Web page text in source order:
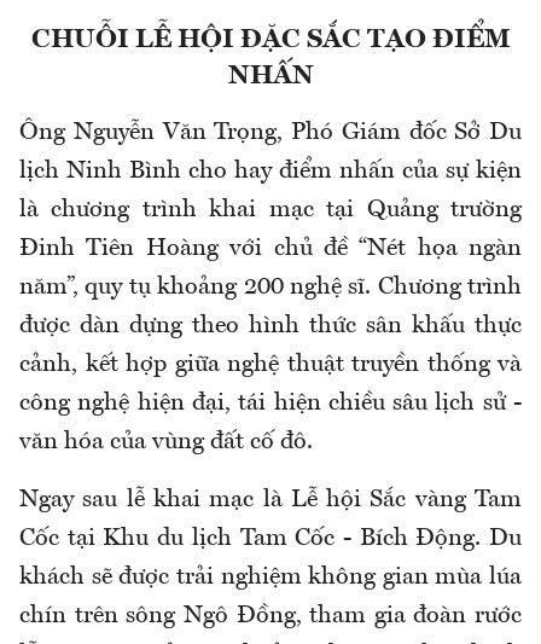
CHUỖI LỄ HỘI ĐẶC SẮC TẠO ĐIỂM
NHẤN
Ông Nguyễn Văn Trọng, Phó Giám đốc Sở Du
lịch Ninh Bình cho hay điểm nhấn của sự kiện
là chương trình khai mạc tại Quảng trường
Đinh Tiên Hoàng với chủ đề “Nét họa ngàn
năm”, quy tụ khoảng 200 nghệ sĩ. Chương trình
được dàn dựng theo hình thức sân khấu thực
cảnh, kết hợp giữa nghệ thuật truyền thống và
công nghệ hiện đại, tái hiện chiều sâu lịch sử -
văn hóa của vùng đất cố đô.
Ngay sau lễ khai mạc là Lễ hội Sắc vàng Tam
Cốc tại Khu du lịch Tam Cốc - Bích Động. Du
khách sẽ được trải nghiệm không gian mùa lúa
chín trên sông Ngô Đồng, tham gia đoàn rước